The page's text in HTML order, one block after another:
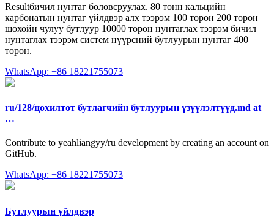
Resultбичил нунтаг боловсруулах. 80 тонн кальцийн
карбонатын нунтаг үйлдвэр алх тээрэм 100 торон 200 торон
шохойн чулуу бутлуур 10000 торон нунтаглах тээрэм бичил
нунтаглах тээрэм систем нүүрсний бутлуурын нунтаг 400
торон.
WhatsApp: +86 18221755073
ru/128/цохилтот бутлагчийн бутлуурын үзүүлэлтүүд.md at
…
Contribute to yeahliangyy/ru development by creating an account on
GitHub.
WhatsApp: +86 18221755073
Бутлуурын үйлдвэр